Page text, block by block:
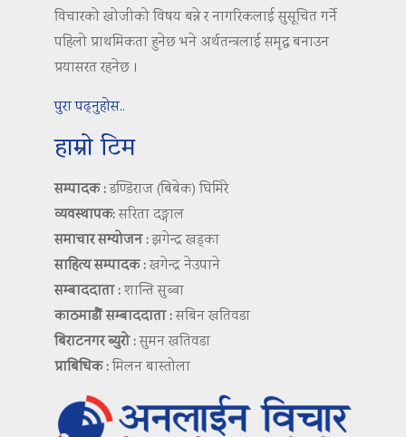
विचारको खोजीको विषय बन्ने र नागरिकलाई सुसूचित गर्ने
पहिलो प्राथमिकता हुनेछ भने अर्थतन्त्रलाई समृद्ध बनाउन
प्रयासरत रहनेछ ।
पुरा पढ्नुहोस..
हाम्रो टिम
सम्पादक :डण्डिराज (बिबेक) घिमिरे
व्यवस्थापक:सरिता दङ्गाल
समाचार सम्योजन :झगेन्द्र खड्का
साहित्य सम्पादक :खगेन्द्र नेउपाने
सम्बाददाता :शान्ति सुब्बा
काठमाडौं सम्बाददाता :सबिन खतिवडा
बिराटनगर ब्युरो :सुमन खतिवडा
प्राबिधिक :मिलन बास्तोला